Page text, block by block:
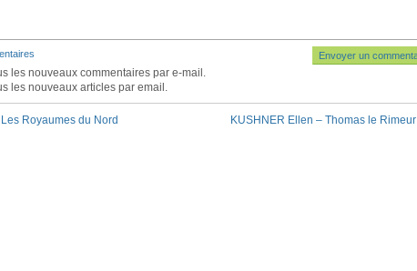
les nouveaux commentaires par e-mail.
les nouveaux articles par email.
Royaumes du Nord KUSHNER Ellen – Thomas le Rimeur